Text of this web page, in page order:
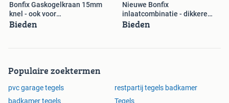
Bonfix Gaskogelkraan 15mm
knel - ook voor
wateraansluitingen
Bieden
Nieuwe Bonfix
inlaatcombinatie - dikkere
leidingen
Bieden
Populaire zoektermen
pvc garage tegels
restpartij tegels badkamer
badkamer tegels
Tegels